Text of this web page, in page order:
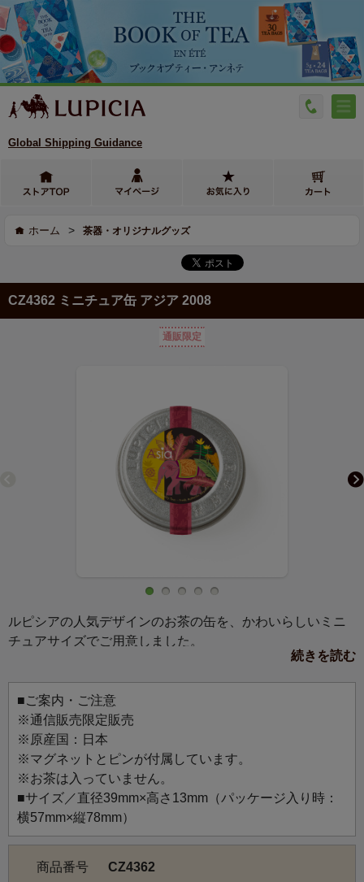
Global Shipping Guidance
ホーム > 茶器・オリジナルグッズ
CZ4362 ミニチュア缶 アジア 2008
通販限定
ルピシアの人気デザインのお茶の缶を、かわいらしいミニ
チュアサイズでご用意しました。
マグネットか缶バッジ、お好きな仕様を選んでお使いいた
だけます。
お気に入りのバッグにつけて、マグネットボードに飾っ
て、お好みのスタイルでお楽しみください。
東洋のハーブや柑橘香るエスニックな紅茶をイメージ。色
鮮やかな造形による象のイラストが印象的です。
続きを読む
■ご案内・ご注意
※通信販売限定販売
※原産国：日本
※マグネットとピンが付属しています。
※お茶は入っていません。
■サイズ／直径39mm×高さ13mm（パッケージ入り時：
横57mm×縦78mm）
商品番号
CZ4362